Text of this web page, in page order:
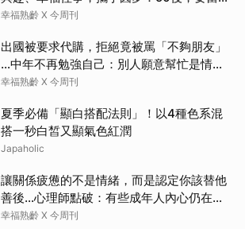
生活演員！
幸福熟齡 X 今周刊
出國被要求代購，拒絕竟被罵「不夠朋友」
…中年不再勉強自己：別人願意幫忙是情
分，不是本分
幸福熟齡 X 今周刊
夏季必備「顯白搭配法則」！以4種色系混
搭一秒白皙又顯氣色紅潤
Japaholic
讓關係疲憊的不是情緒，而是認定你該替他
善後…心理師點破：有些成年人內心仍在等
待「媽媽」安撫
幸福熟齡 X 今周刊